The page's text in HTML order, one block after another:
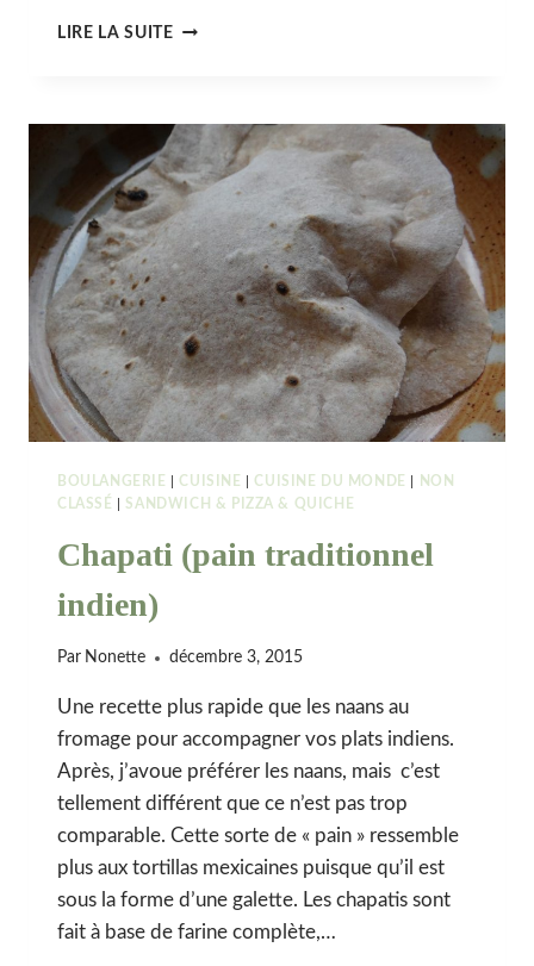
LIRE LA SUITEPÂTES
&
LAIT
DE
COCO
BOULANGERIE CUISINE CUISINE DU MONDE
NON
CLASSÉ
SANDWICH & PIZZA & QUICHE
Chapati (pain traditionnel
indien)
Par Nonette décembre 3, 2015
Une recette plus rapide que les naans au
fromage pour accompagner vos plats indiens.
Après, j’avoue préférer les naans, mais c’est
tellement différent que ce n’est pas trop
comparable. Cette sorte de « pain » ressemble
plus aux tortillas mexicaines puisque qu’il est
sous la forme d’une galette. Les chapatis sont
fait à base de farine complète,…